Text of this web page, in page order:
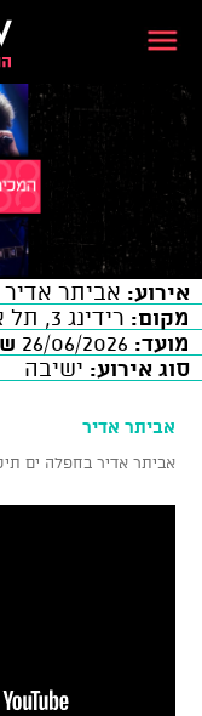
אירוע: אביתר אדיר
מקום: רידינג 3, תל אביב-יפו
מועד:
סוג אירוע: ישיבה
אביתר אדיר
אביתר אדיר בחפלה ים